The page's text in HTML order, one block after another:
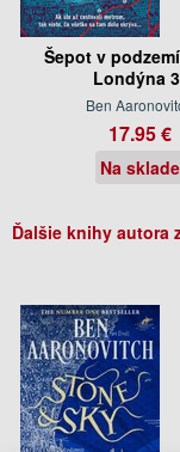
Šepot v
Londýna
Ben
17.95 €
Na sklade
Ďalšie knihy autora